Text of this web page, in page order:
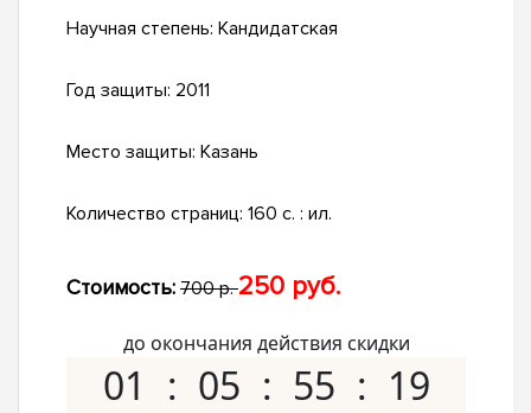
Научная степень: Кандидатская
Год защиты: 2011
Место защиты: Казань
Количество страниц: 160 с. : ил.
Стоимость: 700 р.250 руб.
до окончания действия скидки
01 05 55 18